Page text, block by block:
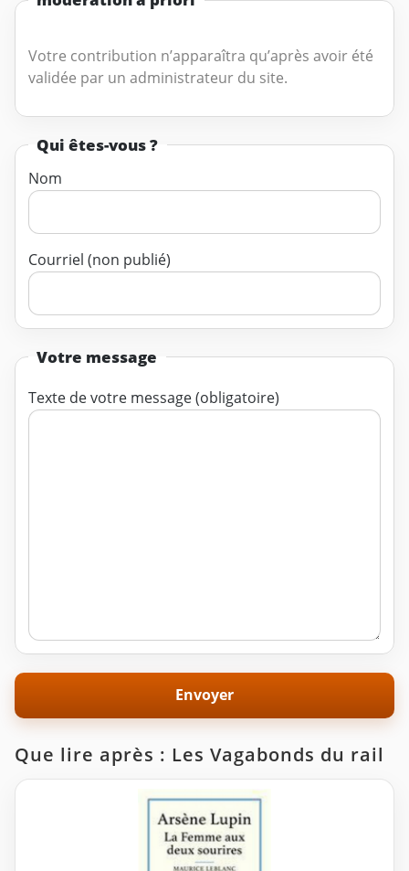
Votre contribution n’apparaîtra qu’après avoir été
validée par un administrateur du site.
Qui êtes-vous ?
Nom
Courriel (non publié)
Votre message
Texte de votre message (obligatoire)
Que lire après : Les Vagabonds du rail